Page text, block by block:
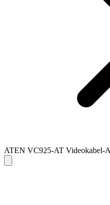
ATEN VC925-AT Videokabel-